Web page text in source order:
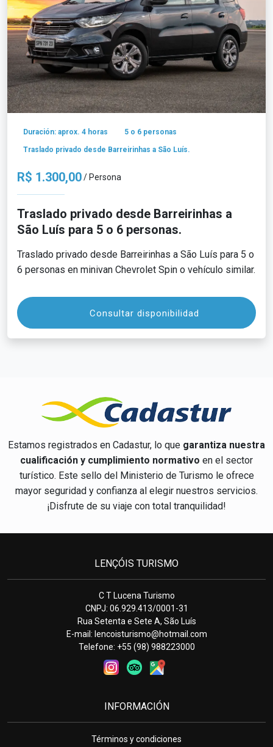
Duración: aprox. 4 horas 5 o 6 personas
Traslado privado desde Barreirinhas a São Luís.
R$ 1.300,00/ Persona
Traslado privado desde Barreirinhas a
São Luís para 5 o 6 personas.
Traslado privado desde Barreirinhas a São Luís para 5 o
6 personas en minivan Chevrolet Spin o vehículo similar.
Consultar disponibilidad
Estamos registrados en Cadastur, lo que garantiza nuestra
cualificación y cumplimiento normativo en el sector
turístico. Este sello del Ministerio de Turismo le ofrece
mayor seguridad y confianza al elegir nuestros servicios.
¡Disfrute de su viaje con total tranquilidad!
LENÇÓIS TURISMO
C T Lucena Turismo
CNPJ: 06.929.413/0001-31
Rua Setenta e Sete A, São Luís
E-mail: lencoisturismo@hotmail.com
Telefone: +55 (98) 988223000
INFORMACIÓN
Términos y condiciones